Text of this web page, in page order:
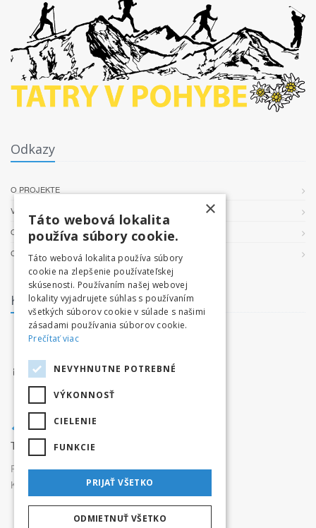
Odkazy
O PROJEKTE
VŠEOBECNÉ PODMIENKY
OCHRANA OSOBNÝCH ÚDAJOV
COOKIES
Kontakt
facebook.com/tatryvpohybe
info@tatryvpohybe.sk
Tatryvpohybe.sk je súčasťou pretekaj.sk
Prevádzkovateľ:Originals, s.r.o.,
Karpatská 3256/15, 05801 Poprad
×
Táto webová lokalita
používa súbory cookie.
Táto webová lokalita používa súbory
cookie na zlepšenie používateľskej
skúsenosti. Používaním našej webovej
lokality vyjadrujete súhlas s používaním
všetkých súborov cookie v súlade s našimi
zásadami používania súborov cookie.
Prečítať viac
NEVYHNUTNE POTREBNÉ
VÝKONNOSŤ
CIELENIE
FUNKCIE
PRIJAŤ VŠETKO
ODMIETNUŤ VŠETKO